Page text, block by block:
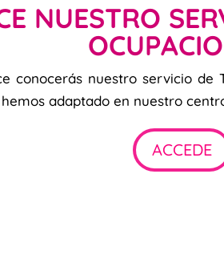
NUESTRO
conocerás nuestro servicio de
adaptado en nuestro
ACCEDE